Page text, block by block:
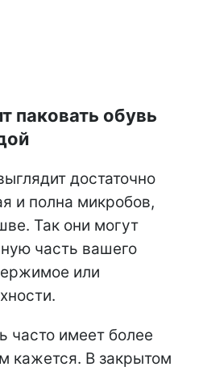
паковать обувь
достаточно
и полна микробов,
Так они могут
часть вашего
или
часто имеет более
кажется. В закрытом